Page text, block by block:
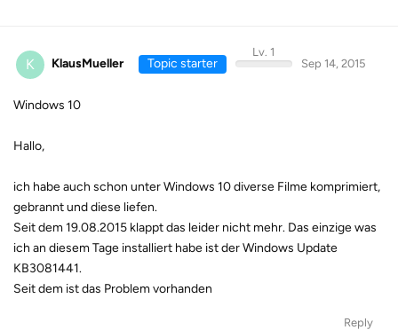
K KlausMueller Topic starter
Lv. 1
Sep 14, 2015
Windows 10
Hallo,
ich habe auch schon unter Windows 10 diverse Filme komprimiert,
gebrannt und diese liefen.
Seit dem 19.08.2015 klappt das leider nicht mehr. Das einzige was
ich an diesem Tage installiert habe ist der Windows Update
KB3081441.
Seit dem ist das Problem vorhanden
Reply